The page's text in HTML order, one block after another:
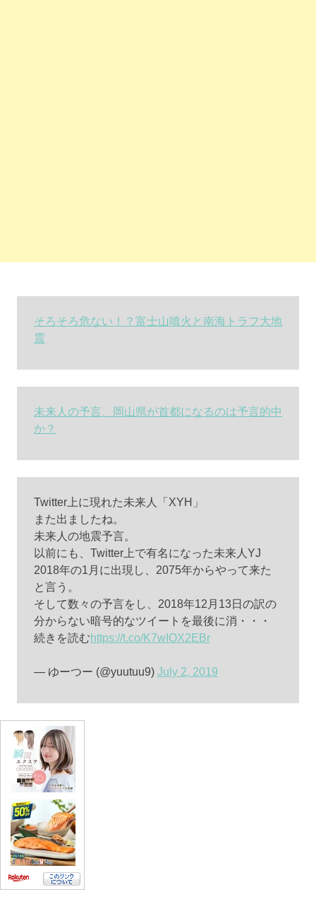
そろそろ危ない！？富士山噴火と南海トラフ大地
震
未来人の予言、岡山県が首都になるのは予言的中
か？
Twitter上に現れた未来人「XYH」
また出ましたね。
未来人の地震予言。
以前にも、Twitter上で有名になった未来人YJ
2018年の1月に出現し、2075年からやって来た
と言う。
そして数々の予言をし、2018年12月13日の訳の
分からない暗号的なツイートを最後に消・・・
続きを読むhttps://t.co/K7wIOX2EBr
— ゆーつー (@yuutuu9) July 2, 2019